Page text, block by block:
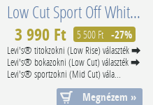
Low Cut Sport Off White x2 Superior Cotton 701203953027
3 990 Ft 5 500 Ft -27%
Levi's® titokzokni (Low Rise) választék ⮕
Levi's® bokazokni (Low Cut) választék ⮕
Levi's® sportzokni (Mid Cut) vála...
Megnézem »